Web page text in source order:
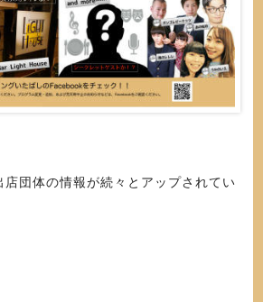
団体の情報が続々とアップされてい